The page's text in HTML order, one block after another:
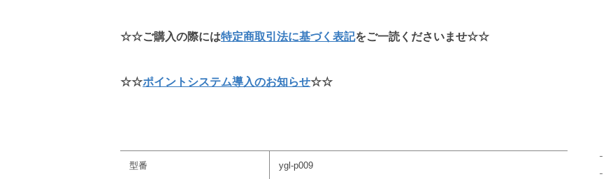
☆☆ご購入の際には特定商取引法に基づく表記をご一読くださいませ☆☆
☆☆ポイントシステム導入のお知らせ☆☆
型番 ygl-p009